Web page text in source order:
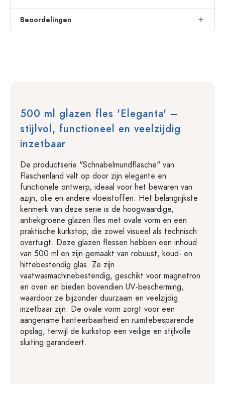
Beoordelingen
500 ml glazen fles 'Eleganta' –
stijlvol, functioneel en veelzijdig
inzetbaar
De productserie "Schnabelmundflasche" van
Flaschenland valt op door zijn elegante en
functionele ontwerp, ideaal voor het bewaren van
azijn, olie en andere vloeistoffen. Het belangrijkste
kenmerk van deze serie is de hoogwaardige,
antiekgroene glazen fles met ovale vorm en een
praktische kurkstop, die zowel visueel als technisch
overtuigt. Deze glazen flessen hebben een inhoud
van 500 ml en zijn gemaakt van robuust, koud- en
hittebestendig glas. Ze zijn
vaatwasmachinebestendig, geschikt voor magnetron
en oven en bieden bovendien UV-bescherming,
waardoor ze bijzonder duurzaam en veelzijdig
inzetbaar zijn. De ovale vorm zorgt voor een
aangename hanteerbaarheid en ruimtebesparende
opslag, terwijl de kurkstop een veilige en stijlvolle
sluiting garandeert.